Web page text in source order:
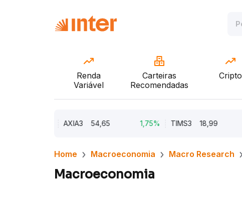
Renda
Variável
Carteiras
Recomendadas
Cripto
54,65 TIMS3 18,99
Home Macroeconomia Macro Research
Macroeconomia